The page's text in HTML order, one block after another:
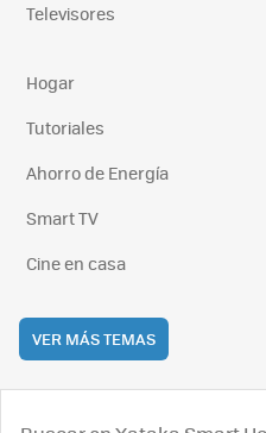
Televisores
Hogar
Tutoriales
Ahorro de Energía
Smart TV
Cine en casa
VER MÁS TEMAS